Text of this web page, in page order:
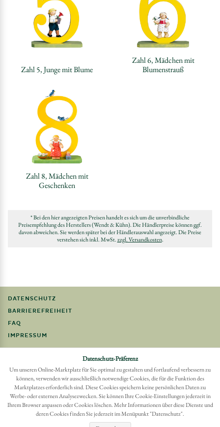
Zahl 5, Junge mit Blume
Zahl 6, Mädchen mit
Blumenstrauß
Zahl 8, Mädchen mit
Geschenken
* Bei den hier angezeigten Preisen handelt es sich um die unverbindliche
Preisempfehlung des Herstellers (Wendt & Kühn). Die Händlerpreise können ggf.
davon abweichen. Sie werden später bei der Händlerauswahl angezeigt. Die Preise
verstehen sich inkl. MwSt.zzgl. Versandkosten.
DATENSCHUTZ
BARRIEREFREIHEIT
FAQ
IMPRESSUM
Möchten Sie eine Bestellung widerrufen?
Hier Widerruf mit wenigen Klicks online erreichen
BESTELLUNG WIDERRUFEN
Datenschutz-Präferenz
Um unseren Online-Marktplatz für Sie optimal zu gestalten und fortlaufend verbessern zu
können, verwenden wir ausschließlich notwendige Cookies, die für die Funktion des
Marktplatzes erforderlich sind. Diese Cookies speichern keine persönlichen Daten zu
Werbe- oder externen Analysezwecken. Sie können Ihre Cookie-Einstellungen jederzeit in
Ihrem Browser anpassen oder Cookies löschen. Mehr Informationen über diese Dienste und
deren Cookies finden Sie jederzeit im Menüpunkt "Datenschutz".